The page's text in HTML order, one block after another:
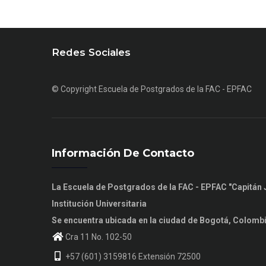
Redes Sociales
© Copyright Escuela de Postgrados de la FAC - EPFAC
Información De Contacto
La Escuela de Postgrados de la FAC - EPFAC
Institución Universitaria
Se encuentra ubicada en la ciudad de Bogotá,
Cra 11 No. 102-50
+57 (601) 3159816 Extensión 72500